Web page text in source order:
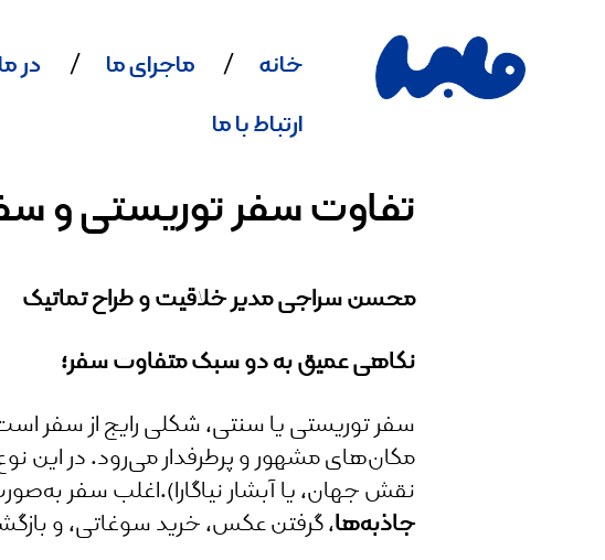
خانه ماجرای ما در
ارتباط با ما
تفاوت سفر توریستی و
محسن سراجی مدیر خلاقیت و طراح تماتیک
نگاهی عمیق به دو سبک متفاوت سفر؛
سفر توریستی یا سنتی، شکلی رایج از سفر
مکان‌های مشهور و پرطرفدار می‌رود. در
نقش جهان، یا آبشار نیاگارا).اغلب سفر
جاذبه‌ها، گرفتن عکس، خرید سوغاتی، و